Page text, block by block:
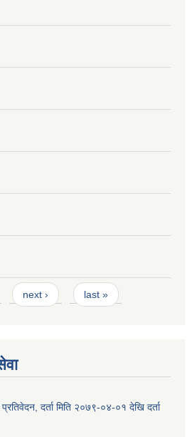
next › last »
प्रतिवेदन, दर्ता मिति २०७९-०४-०१ देखि दर्ता